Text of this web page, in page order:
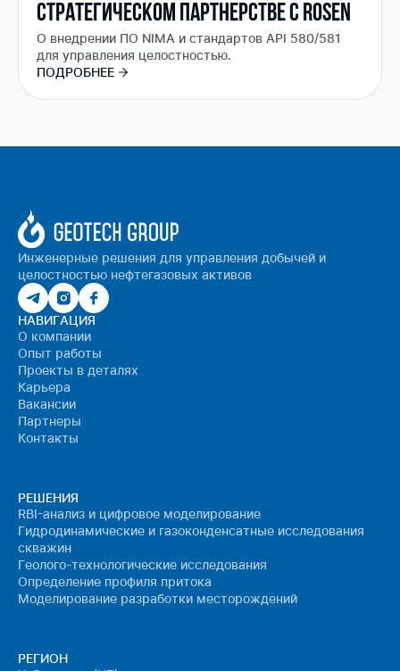
СТРАТЕГИЧЕСКОМ ПАРТНЕРСТВЕ С ROSEN
О внедрении ПО NIMA и стандартов API 580/581
для управления целостностью.
ПОДРОБНЕЕ
Инженерные решения для управления добычей и
целостностью нефтегазовых активов
НАВИГАЦИЯ
О компании
Опыт работы
Проекты в деталях
Карьера
Вакансии
Партнеры
Контакты
РЕШЕНИЯ
RBI-анализ и цифровое моделирование
Гидродинамические и газоконденсатные исследования
скважин
Геолого-технологические исследования
Определение профиля притока
Моделирование разработки месторождений
РЕГИОН